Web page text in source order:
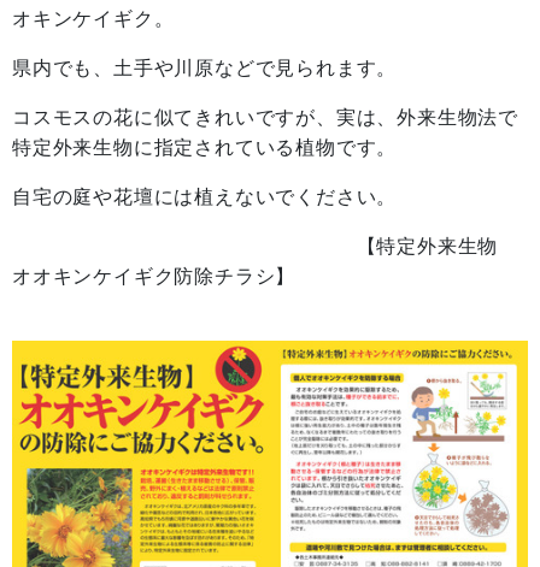
オキンケイギク。
県内でも、土手や川原などで見られます。
コスモスの花に似てきれいですが、実は、外来生物法で
特定外来生物に指定されている植物です。
自宅の庭や花壇には植えないでください。
【特定外来生物
オオキンケイギク防除チラシ】